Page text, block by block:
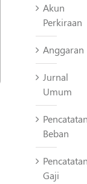
Akun
Perkiraan
Anggaran
Jurnal
Umum
Beban
Gaji